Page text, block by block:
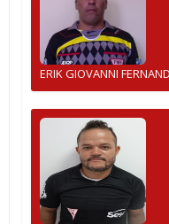
ERIK GIOVANNI